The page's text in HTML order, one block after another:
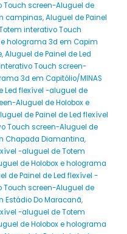
Touch screen-Aluguel de
campinas,Aluguel de Painel
interativo Touch
holograma 3d em Capim
,Aluguel de Painel de Led
Touch screen-
3d em Capitólio/MINAS
Led flexível -aluguel de
Aluguel de Holobox e
de Painel de Led flexível
Touch screen-Aluguel de
Chapada Diamantina,
-aluguel de Totem
de Holobox e holograma
de Painel de Led flexível -
Touch screen-Aluguel de
Estádio Do Maracanã,
-aluguel de Totem
de Holobox e holograma